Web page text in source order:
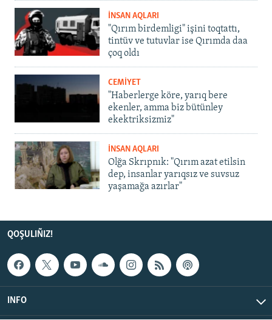
İNSAN AQLARI
"Qırım birdemligi" işini toqtattı,
tintüv ve tutuvlar ise Qırımda daa
çoq oldı
CEMİYET
"Haberlerge köre, yarıq bere
ekenler, amma biz bütünley
ekektriksizmiz"
İNSAN AQLARI
Olğa Skrıpnık: "Qırım azat etilsin
dep, insanlar yarıqsız ve suvsuz
yaşamağa azırlar"
QOŞULIÑIZ!
INFO